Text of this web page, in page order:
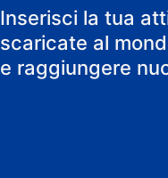
il tuo
Inserisci la tua
scaricate al
e raggiungere